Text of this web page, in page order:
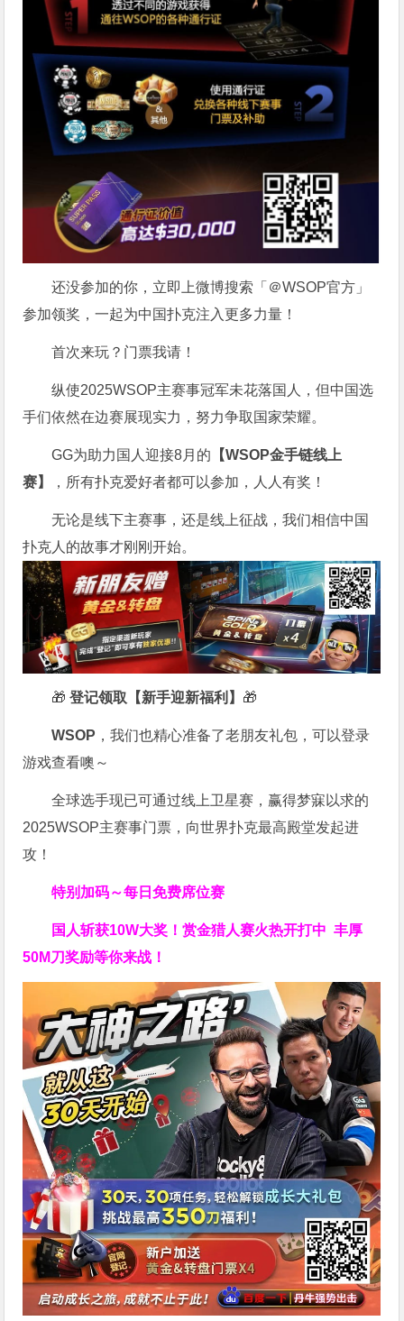
还没参加的你，立即上微博搜索「＠WSOP官方」
参加领奖，一起为中国扑克注入更多力量！
首次来玩？门票我请！
纵使2025WSOP主赛事冠军未花落国人，但中国选
手们依然在边赛展现实力，努力争取国家荣耀。
GG为助力国人迎接8月的 【WSOP金手链线上
赛】
， 所有扑克爱好者都可以参加，人人有奖！
无论是线下主赛事，还是线上征战，我们相信中国
扑克人的故事才刚刚开始。
🎁 登记领取【新手迎新福利】 🎁
WSOP ，我们也精心准备了老朋友礼包，可以登录
游戏查看噢～
全球选手现已可通过线上卫星赛，赢得梦寐以求的
2025WSOP主赛事门票，向世界扑克最高殿堂发起进
攻！
特别加码～每日免费席位赛
国人斩获10W大奖！赏金猎人赛火热开打中 丰厚
50M刀奖励等你来战！